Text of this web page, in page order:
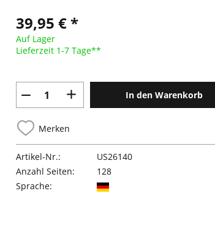
39,95 € *
Auf Lager
Lieferzeit 1-7 Tage**
In den Warenkorb
Merken
Artikel-Nr.:
US26140
Anzahl Seiten:
128
Sprache: